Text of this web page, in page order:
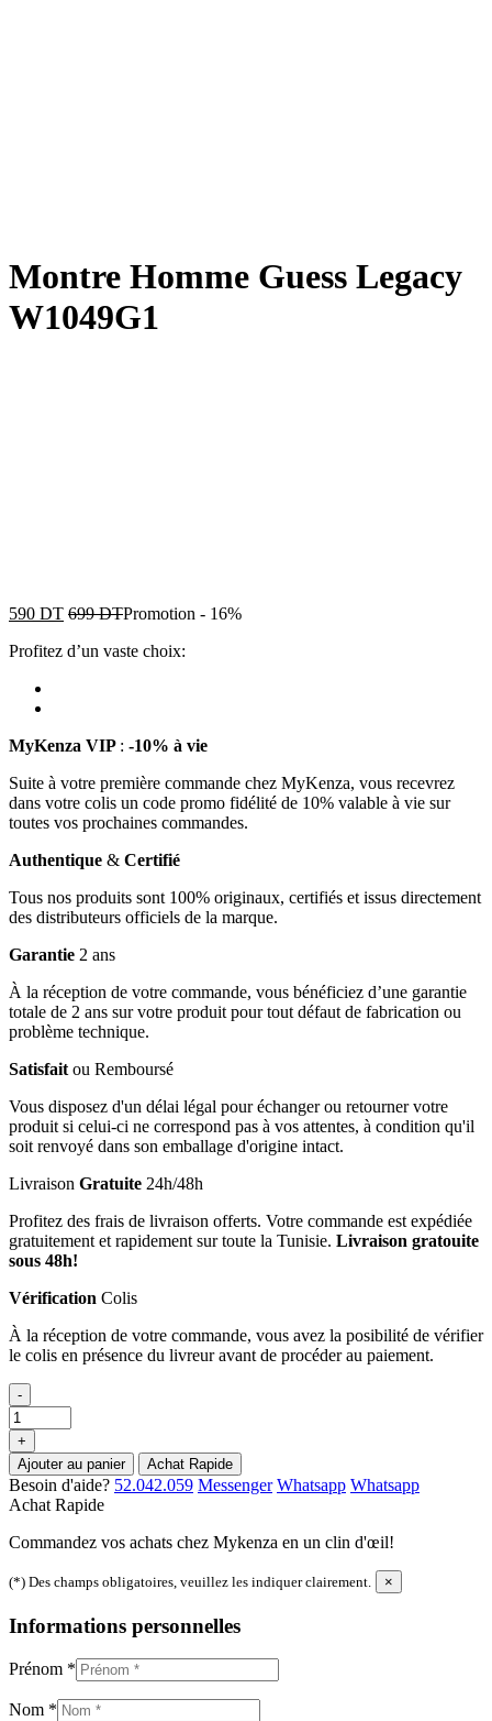
Montre Homme Guess Legacy
W1049G1
590 DT 699DTPromotion - 16%
Profitez d’un vaste choix:
MyKenza VIP : -10% à vie
Suite à votre première commande chez MyKenza, vous recevrez
dans votre colis un code promo fidélité de 10% valable à vie sur
toutes vos prochaines commandes.
Authentique & Certifié
Tous nos produits sont 100% originaux, certifiés et issus directement
des distributeurs officiels de la marque.
Garantie 2 ans
À la réception de votre commande, vous bénéficiez d’une garantie
totale de 2 ans sur votre produit pour tout défaut de fabrication ou
problème technique.
Satisfait ou Remboursé
Vous disposez d'un délai légal pour échanger ou retourner votre
produit si celui-ci ne correspond pas à vos attentes, à condition qu'il
soit renvoyé dans son emballage d'origine intact.
Livraison Gratuite 24h/48h
Profitez des frais de livraison offerts. Votre commande est expédiée
gratuitement et rapidement sur toute la Tunisie. Livraison gratouite
sous 48h!
Vérification Colis
À la réception de votre commande, vous avez la posibilité de vérifier
le colis en présence du livreur avant de procéder au paiement.
-
+
Ajouter au panier
Achat Rapide
Besoin d'aide? 52.042.059 Messenger Whatsapp Whatsapp
Achat Rapide
Commandez vos achats chez Mykenza en un clin d'œil!
(*) Des champs obligatoires, veuillez les indiquer clairement. ×
Informations personnelles
Prénom *
Nom *